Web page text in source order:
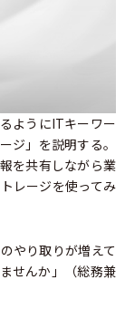
ようにITキーワー
ジ」を説明する。
を共有しながら業
レージを使ってみ
やり取りが増えて
せんか」（総務兼